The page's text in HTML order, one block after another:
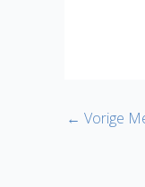
← Vorige